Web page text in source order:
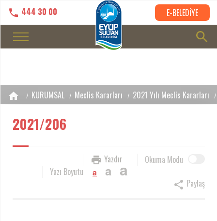
444 30 00 E-BELEDİYE
KURUMSAL Meclis Kararları 2021 Yılı Meclis Kararları
2021/206
Okuma Modu
Yazdır
Yazı Boyutu
a a a
Paylaş